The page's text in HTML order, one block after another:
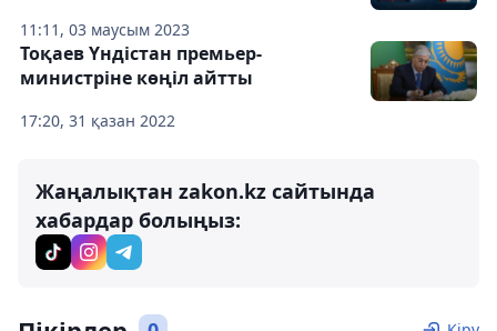
11:11, 03 маусым 2023
17:20, 31 қазан 2022
Тоқаев Үндістан премьер-
министріне көңіл айтты
Жаңалықтан zakon.kz сайтында
хабардар болыңыз: